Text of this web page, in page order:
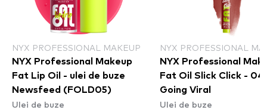
NYX PROFESSIONAL MAKEUP
NYX Professional Makeup
Fat Lip Oil - ulei de buze
Newsfeed (FOLD05)
Ulei de buze
NYX PROFESSIONAL
NYX Professional
Fat Oil Slick Click - 04
Going Viral
Ulei de buze